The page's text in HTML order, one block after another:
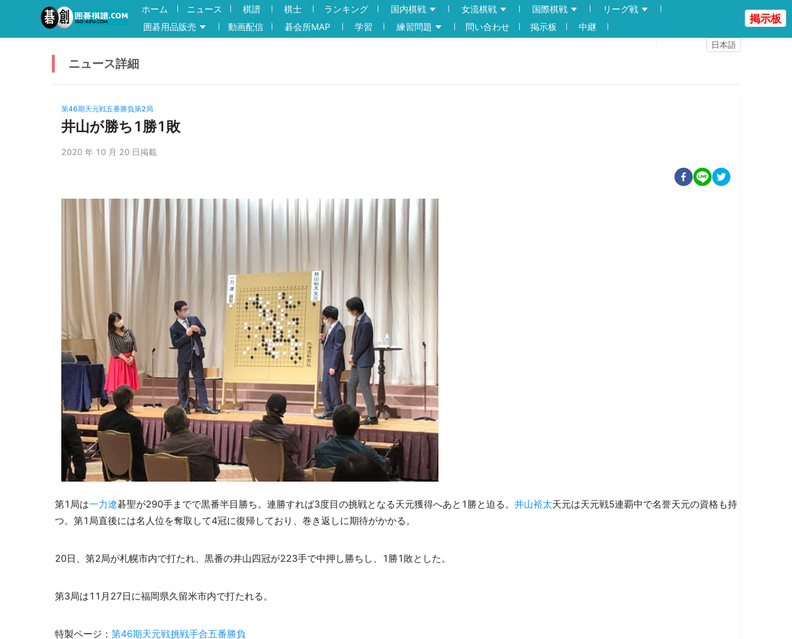
ホーム ニュース 棋譜 棋士 ランキング 国内棋戦 女流棋戦 国際棋戦
リーグ戦
囲碁用品販売
動画配信 碁会所MAP 学習 練習問題 問い合わせ 掲示板
中継
日本語
掲示板
ニュース詳細
第46期天元戦五番勝負第2局
井山が勝ち1勝1敗
2020 年 10 月 20 日掲載
第1局は一力遼碁聖が290手までで黒番半目勝ち。連勝すれば3度目の挑戦となる天元獲得へあと1勝と迫る。 井山裕太天元は天元戦5連覇中で名誉天元の資格も持
つ。第1局直後には名人位を奪取して4冠に復帰しており、巻き返しに期待がかかる。
20日、第2局が札幌市内で打たれ、黒番の井山四冠が223手で中押し勝ちし、1勝1敗とした。
第3局は11月27日に福岡県久留米市内で打たれる。
特製ページ： 第46期天元戦挑戦手合五番勝負